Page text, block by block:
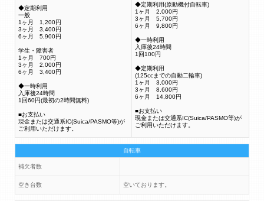
◆定期利用
一般
1ヶ月 1,200円
3ヶ月 3,400円
6ヶ月 5,900円
学生・障害者
1ヶ月 700円
3ヶ月 2,000円
6ヶ月 3,400円
◆一時利用
入庫後24時間
1回60円(最初の2時間無料)
■お支払い
現金または交通系IC(Suica/PASMO等)が
ご利用いただけます。
◆定期利用(原動機付自転車)
1ヶ月 2,000円
3ヶ月 5,700円
6ヶ月 9,800円
◆一時利用
入庫後24時間
1回100円
◆定期利用
(125ccまでの自動二輪車)
1ヶ月 3,000円
3ヶ月 8,600円
6ヶ月 14,800円
■お支払い
現金または交通系IC(Suica/PASMO等)が
ご利用いただけます。
自転車
補欠者数
空き台数 空いております。